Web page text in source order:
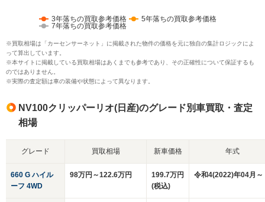
3年落ちの買取参考価格
5年落ちの買取参考価格
7年落ちの買取参考価格
※買取相場は「カーセンサーネット」に掲載された物件の価格を元に独自の集計ロジックによ
って算出しています。
※本サイトに掲載している買取相場はあくまでも参考であり、その正確性について保証するも
のではありません。
※実際の査定額は車の装備や状態によって異なります。
NV100クリッパーリオ(日産)のグレード別車買取・査定
相場
グレード 買取相場 新車価格 年式
660 G ハイル
ーフ 4WD
98万円～122.6万円
199.7万円
(税込)
令和4(2022)年04月～